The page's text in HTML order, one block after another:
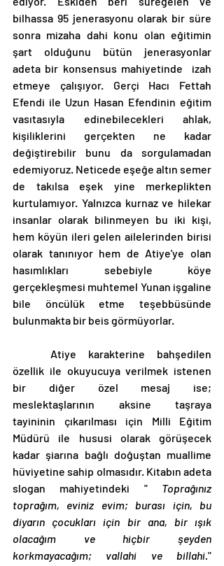
bilhassa 95 jenerasyonu olarak bir süre
sonra mizaha dahi konu olan eğitimin
şart olduğunu bütün jenerasyonlar
adeta bir konsensus mahiyetinde  izah
etmeye çalışıyor. Gerçi Hacı Fettah
Efendi ile Uzun Hasan Efendinin eğitim
vasıtasıyla edinebilecekleri ahlak,
kişiliklerini gerçekten ne kadar
değiştirebilir bunu da sorgulamadan
edemiyoruz. Neticede eşeğe altın semer
de takılsa eşek yine merkeplikten
kurtulamıyor. Yalnızca kurnaz ve hilekar
insanlar olarak bilinmeyen bu iki kişi,
hem köyün ileri gelen ailelerinden birisi
olarak tanınıyor hem de Atiye'ye olan
hasımlıkları sebebiyle köye
gerçekleşmesi muhtemel Yunan işgaline
bile öncülük etme teşebbüsünde
bulunmakta bir beis görmüyorlar.
özellik ile okuyucuya verilmek istenen
bir diğer özel mesaj ise;
meslektaşlarının aksine taşraya
tayininin çıkarılması için Milli Eğitim
Müdürü ile hususi olarak görüşecek
kadar şiarına bağlı doğuştan muallime
hüviyetine sahip olmasıdır. Kitabın adeta
slogan mahiyetindeki " Toprağınız
toprağım, eviniz evim; burası için, bu
diyarın çocukları için bir ana, bir ışık
olacağım ve hiçbir şeyden
korkmayacağım; vallahi ve billahi."